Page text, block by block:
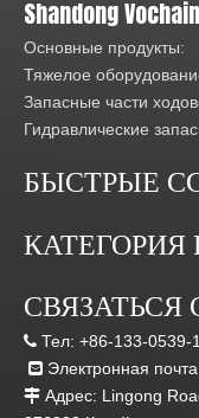
Shandong
Основные продукты:
Тяжелое
Запасные части
Гидравлические
БЫСТРЫЕ
КАТЕГОРИЯ
 Тел: +86-133-0539-
 Электронная
 Адрес: Lingong